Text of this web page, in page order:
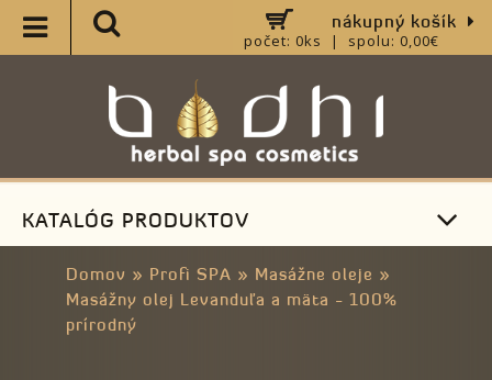
nákupný košík
počet: 0ks | spolu: 0,00€
KATALÓG PRODUKTOV
Domov » Profi SPA » Masážne oleje »
Masážny olej Levanduľa a mäta - 100%
prírodný